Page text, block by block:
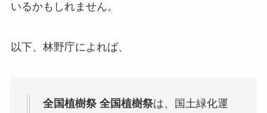
いるかもしれません。
以下、林野庁によれば、
全国植樹祭 全国植樹祭は、国土緑化運